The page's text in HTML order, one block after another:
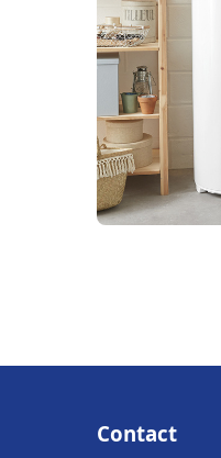
Contact